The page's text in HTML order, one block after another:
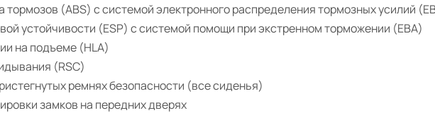
(ABS) с системой электронного распределения тормозных усилий
устойчивости (ESP) c системой помощи при экстренном торможении (EBA)
на подъеме (HLA)
(RSC)
ремнях безопасности (все сиденья)
замков на передних дверях